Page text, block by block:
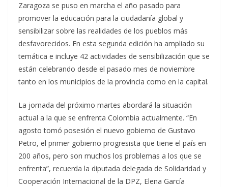
Zaragoza se puso en marcha el año pasado para
promover la educación para la ciudadanía global y
sensibilizar sobre las realidades de los pueblos más
desfavorecidos. En esta segunda edición ha ampliado su
temática e incluye 42 actividades de sensibilización que se
están celebrando desde el pasado mes de noviembre
tanto en los municipios de la provincia como en la capital.
La jornada del próximo martes abordará la situación
actual a la que se enfrenta Colombia actualmente. “En
agosto tomó posesión el nuevo gobierno de Gustavo
Petro, el primer gobierno progresista que tiene el país en
200 años, pero son muchos los problemas a los que se
enfrenta”, recuerda la diputada delegada de Solidaridad y
Cooperación Internacional de la DPZ, Elena García